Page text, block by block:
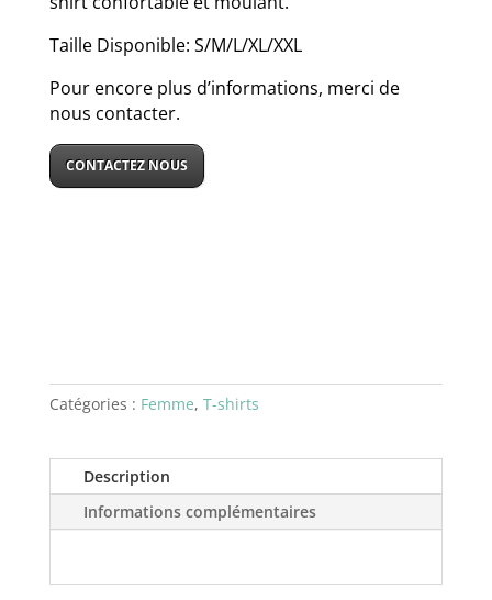
Taille Disponible: S/M/L/XL/XXL
Pour encore plus d’informations, merci de
nous contacter.
CONTACTEZ NOUS
Catégories : Femme, T-shirts
Description
Informations complémentaires